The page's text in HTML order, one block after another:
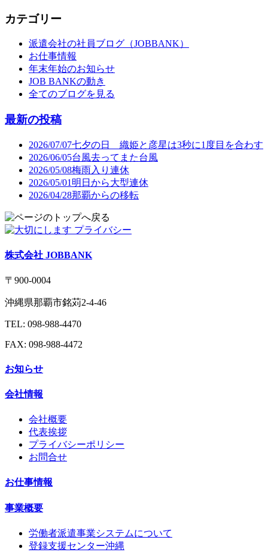
カテゴリー
派遣会社の社員ブログ（JOBBANK）
お仕事情報
年末年始のお知らせ
JOB BANKの動き
全てのブログを見る
最新の投稿
2026/07/07七夕の日 織姫と彦星は3秒に1度目を合わす
2026/06/05台風去ってまた台風
2026/05/08梅雨入り連休
2026/05/01 明日から大型連休
2026/04/28那覇からの移転
株式会社 JOBBANK
〒900-0004
沖縄県那覇市銘苅2-4-46
TEL: 098-988-4470
FAX: 098-988-4472
お知らせ
会社情報
会社概要
代表挨拶
プライバシーポリシー
お問合せ
お仕事情報
事業概要
労働者派遣事業システムについて
登録支援センター沖縄